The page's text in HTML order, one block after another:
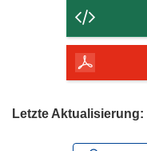
Letzte Aktualisierung: